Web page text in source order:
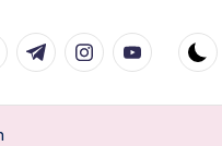
t.me instagram.com
youtube.com